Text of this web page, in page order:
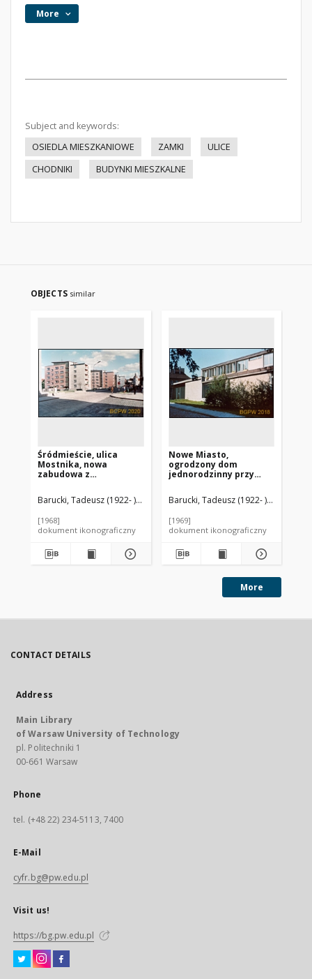
More
Subject and keywords:
OSIEDLA MIESZKANIOWE
ZAMKI
ULICE
CHODNIKI
BUDYNKI MIESZKALNE
OBJECTS similar
Śródmieście, ulica
Mostnika, nowa
zabudowa z
budynkami, widok od
ulicy w stronę zamku,
Barucki, Tadeusz (1922- ). Fotograf
[1968]
dokument ikonograficzny
Nowe Miasto,
ogrodzony dom
jednorodzinny przy
Warszawa
Barucki, Tadeusz (1922- ). Fotograf
[1969]
dokument ikonograficzny
More
CONTACT DETAILS
Address
Main Library
of Warsaw University of Technology
pl. Politechniki 1
00-661 Warsaw
Phone
tel. (+48 22) 234-5113, 7400
E-Mail
cyfr.bg@pw.edu.pl
Visit us!
https://bg.pw.edu.pl